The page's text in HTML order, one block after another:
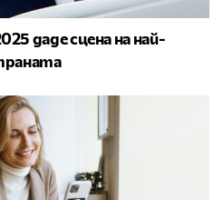
даде сцена на най-